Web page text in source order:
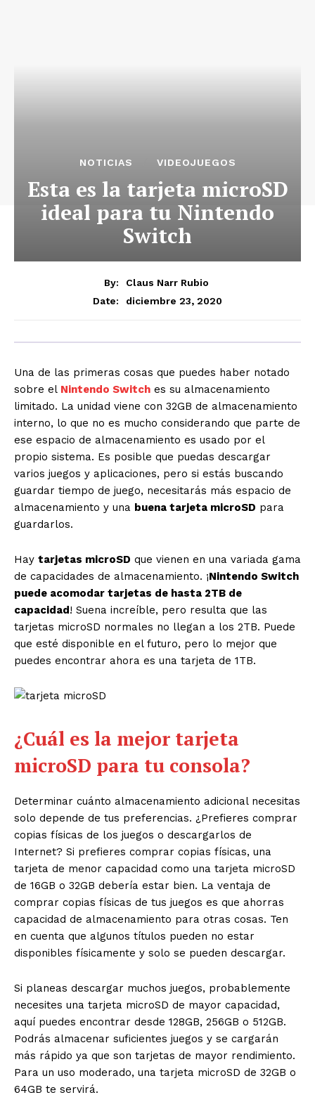
NOTICIAS VIDEOJUEGOS
Esta es la tarjeta microSD
ideal para tu Nintendo
Switch
By:
Claus Narr Rubio
Date:
diciembre 23, 2020
Una de las primeras cosas que puedes haber notado
sobre el Nintendo Switch es su almacenamiento
limitado. La unidad viene con 32GB de almacenamiento
interno, lo que no es mucho considerando que parte de
ese espacio de almacenamiento es usado por el
propio sistema. Es posible que puedas descargar
varios juegos y aplicaciones, pero si estás buscando
guardar tiempo de juego, necesitarás más espacio de
almacenamiento y una buena tarjeta microSD para
guardarlos.
Hay tarjetas microSD que vienen en una variada gama
de capacidades de almacenamiento. ¡Nintendo Switch
puede acomodar tarjetas de hasta 2TB de
capacidad! Suena increíble, pero resulta que las
tarjetas microSD normales no llegan a los 2TB. Puede
que esté disponible en el futuro, pero lo mejor que
puedes encontrar ahora es una tarjeta de 1TB.
¿Cuál es la mejor tarjeta
microSD para tu consola?
Determinar cuánto almacenamiento adicional necesitas
solo depende de tus preferencias. ¿Prefieres comprar
copias físicas de los juegos o descargarlos de
Internet? Si prefieres comprar copias físicas, una
tarjeta de menor capacidad como una tarjeta microSD
de 16GB o 32GB debería estar bien. La ventaja de
comprar copias físicas de tus juegos es que ahorras
capacidad de almacenamiento para otras cosas. Ten
en cuenta que algunos títulos pueden no estar
disponibles físicamente y solo se pueden descargar.
Si planeas descargar muchos juegos, probablemente
necesites una tarjeta microSD de mayor capacidad,
aquí puedes encontrar desde 128GB, 256GB o 512GB.
Podrás almacenar suficientes juegos y se cargarán
más rápido ya que son tarjetas de mayor rendimiento.
Para un uso moderado, una tarjeta microSD de 32GB o
64GB te servirá.